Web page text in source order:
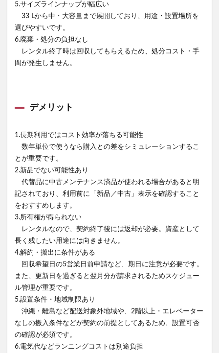
5.サイズラインナップが幅広い
33 Lから中・大容量まで展開しており、用途・設置場所を
選びやすいです。
6.廃棄・処分の負担なし
レンタル終了時は回収してもらえるため、処分コスト・手
間が発生しません。
デメリット
1.長期利用ではコスト効率が落ちる可能性
数年単位で使うなら購入との差をシミュレーションするこ
とが重要です。
2.新品でない可能性あり
代替品に中古メンテナンス済品が使われる場合があると明
記されており、利用前に「新品／中古」表示を確認すること
をおすすめします。
3.所有権が得られない
レンタルなので、契約終了後には返却が必要。資産として
長く残したい用途には向きません。
4.解約・搬出に条件がある
回収希望日の5営業日前申請など、期日に注意が必要です。
また、更新日を過ぎると翌月分が請求されるためスケジュー
ル管理が重要です。
5.設置条件・地域制限あり
沖縄・離島など配送対象外地域や、2階以上・エレベーター
なしの搬入条件などが契約の前提としてあるため、設置可否
の確認が必須です。
6.電気代などランニングコストは別途負担